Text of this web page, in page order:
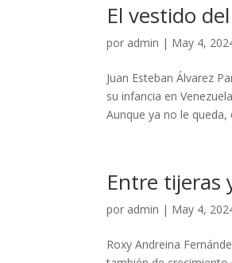
El vestido
por admin | May 4,
Juan Esteban Álvarez
su infancia en
Aunque ya no le queda,
Entre tijeras
por admin | May 4,
Roxy Andreina